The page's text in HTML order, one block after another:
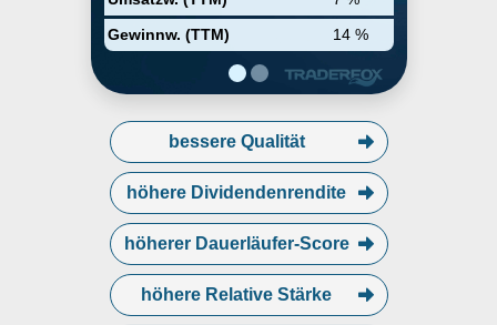
Gewinnw. (TTM)
14 %
bessere Qualität
höhere Dividendenrendite
höherer Dauerläufer-Score
höhere Relative Stärke